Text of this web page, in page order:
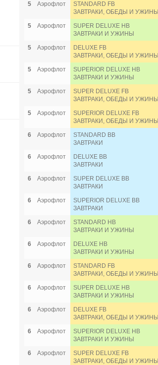
5 Аэрофлот
STANDARD FB
ЗАВТРАКИ, ОБЕДЫ И УЖИНЫ
5 Аэрофлот
SUPER DELUXE HB
ЗАВТРАКИ И УЖИНЫ
5 Аэрофлот
DELUXE FB
ЗАВТРАКИ, ОБЕДЫ И УЖИНЫ
5 Аэрофлот
SUPERIOR DELUXE HB
ЗАВТРАКИ И УЖИНЫ
5 Аэрофлот
SUPER DELUXE FB
ЗАВТРАКИ, ОБЕДЫ И УЖИНЫ
5 Аэрофлот
SUPERIOR DELUXE FB
ЗАВТРАКИ, ОБЕДЫ И УЖИНЫ
6 Аэрофлот
STANDARD BB
ЗАВТРАКИ
6 Аэрофлот
DELUXE BB
ЗАВТРАКИ
6 Аэрофлот
SUPER DELUXE BB
ЗАВТРАКИ
6 Аэрофлот
SUPERIOR DELUXE BB
ЗАВТРАКИ
6 Аэрофлот
STANDARD HB
ЗАВТРАКИ И УЖИНЫ
6 Аэрофлот
DELUXE HB
ЗАВТРАКИ И УЖИНЫ
6 Аэрофлот
STANDARD FB
ЗАВТРАКИ, ОБЕДЫ И УЖИНЫ
6 Аэрофлот
SUPER DELUXE HB
ЗАВТРАКИ И УЖИНЫ
6 Аэрофлот
DELUXE FB
ЗАВТРАКИ, ОБЕДЫ И УЖИНЫ
6 Аэрофлот
SUPERIOR DELUXE HB
ЗАВТРАКИ И УЖИНЫ
6 Аэрофлот
SUPER DELUXE FB
ЗАВТРАКИ, ОБЕДЫ И УЖИНЫ